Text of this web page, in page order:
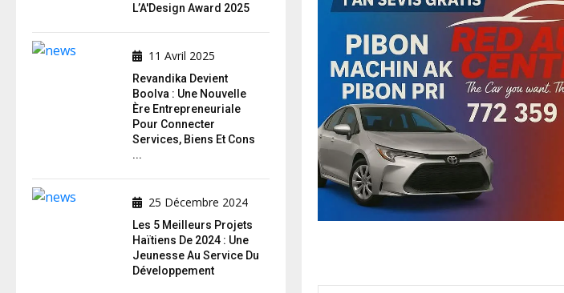
L’A'Design Award 2025
11 Avril 2025
Revandika Devient
Boolva : Une Nouvelle
Ère Entrepreneuriale
Pour Connecter
Services, Biens Et Cons
...
25 Décembre 2024
Les 5 Meilleurs Projets
Haïtiens De 2024 : Une
Jeunesse Au Service Du
Développement